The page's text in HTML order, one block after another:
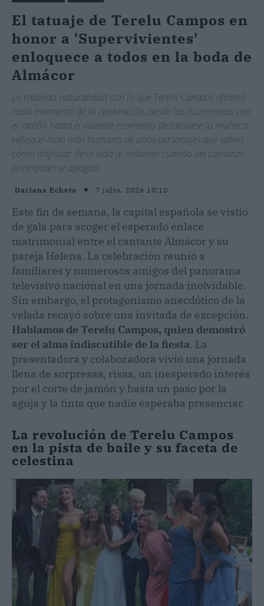
El tatuaje de Terelu Campos en
honor a 'Supervivientes'
enloquece a todos en la boda de
Almácor
La rotunda naturalidad con la que Terelu Campos afrontó
cada momento de la celebración, desde las ocurrencias con
el jamón hasta el valiente momento de tatuarse la muñeca,
refleja el lado más humano de unos personajes que saben
cómo disfrutar de la vida al máximo cuando las cámaras
principales se apagan.
Dariana Echeto 7 julio, 2026 10:10
Este fin de semana, la capital española se vistió
de gala para acoger el esperado enlace
matrimonial entre el cantante Almácor y su
pareja Helena. La celebración reunió a
familiares y numerosos amigos del panorama
televisivo nacional en una jornada inolvidable.
Sin embargo, el protagonismo anecdótico de la
velada recayó sobre una invitada de excepción.
Hablamos de Terelu Campos, quien demostró
ser el alma indiscutible de la fiesta. La
presentadora y colaboradora vivió una jornada
llena de sorpresas, risas, un inesperado interés
por el corte de jamón y hasta un paso por la
aguja y la tinta que nadie esperaba presenciar.
La revolución de Terelu Campos
en la pista de baile y su faceta de
celestina